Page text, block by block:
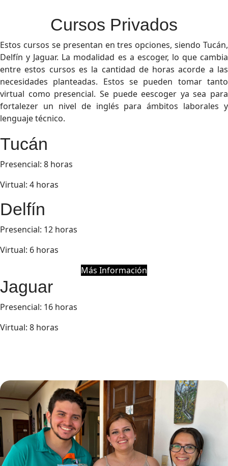
Cursos Privados
Estos cursos se presentan en tres opciones, siendo Tucán,
Delfín y Jaguar. La modalidad es a escoger, lo que cambia
entre estos cursos es la cantidad de horas acorde a las
necesidades planteadas. Estos se pueden tomar tanto
virtual como presencial. Se puede eescoger ya sea para
fortalezer un nivel de inglés para ámbitos laborales y
lenguaje técnico.
Tucán
Presencial: 8 horas
Virtual: 4 horas
Delfín
Presencial: 12 horas
Virtual: 6 horas
Más Información
Jaguar
Presencial: 16 horas
Virtual: 8 horas